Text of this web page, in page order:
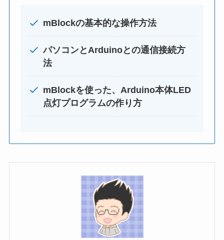
mBlockの基本的な操作方法
パソコンとArduinoとの通信接続方
法
mBlockを使った、Arduino本体LED
点灯プログラムの作り方